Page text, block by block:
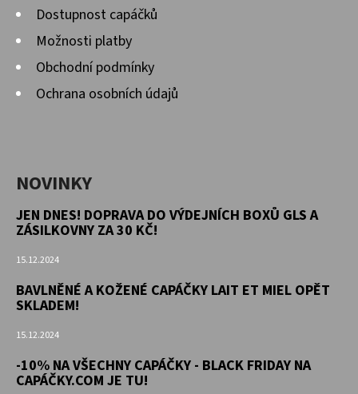
Dostupnost capáčků
Možnosti platby
Obchodní podmínky
Ochrana osobních údajů
NOVINKY
JEN DNES! DOPRAVA DO VÝDEJNÍCH BOXŮ GLS A
ZÁSILKOVNY ZA 30 KČ!
15.12.2024
BAVLNĚNÉ A KOŽENÉ CAPÁČKY LAIT ET MIEL OPĚT
SKLADEM!
15.12.2024
-10% NA VŠECHNY CAPÁČKY - BLACK FRIDAY NA
CAPÁČKY.COM JE TU!